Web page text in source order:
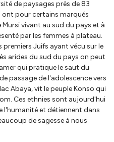
de paysages près de 83
pour certains marqués
vivant au sud du pays et à
par les femmes à plateau.
premiers Juifs ayant vécu sur le
arides du sud du pays on peut
qui pratique le saut du
passage de l'adolescence vers
Abaya, vit le peuple Konso qui
Ces ethnies sont aujourd'hui
l'humanité et détiennent dans
de sagesse à nous